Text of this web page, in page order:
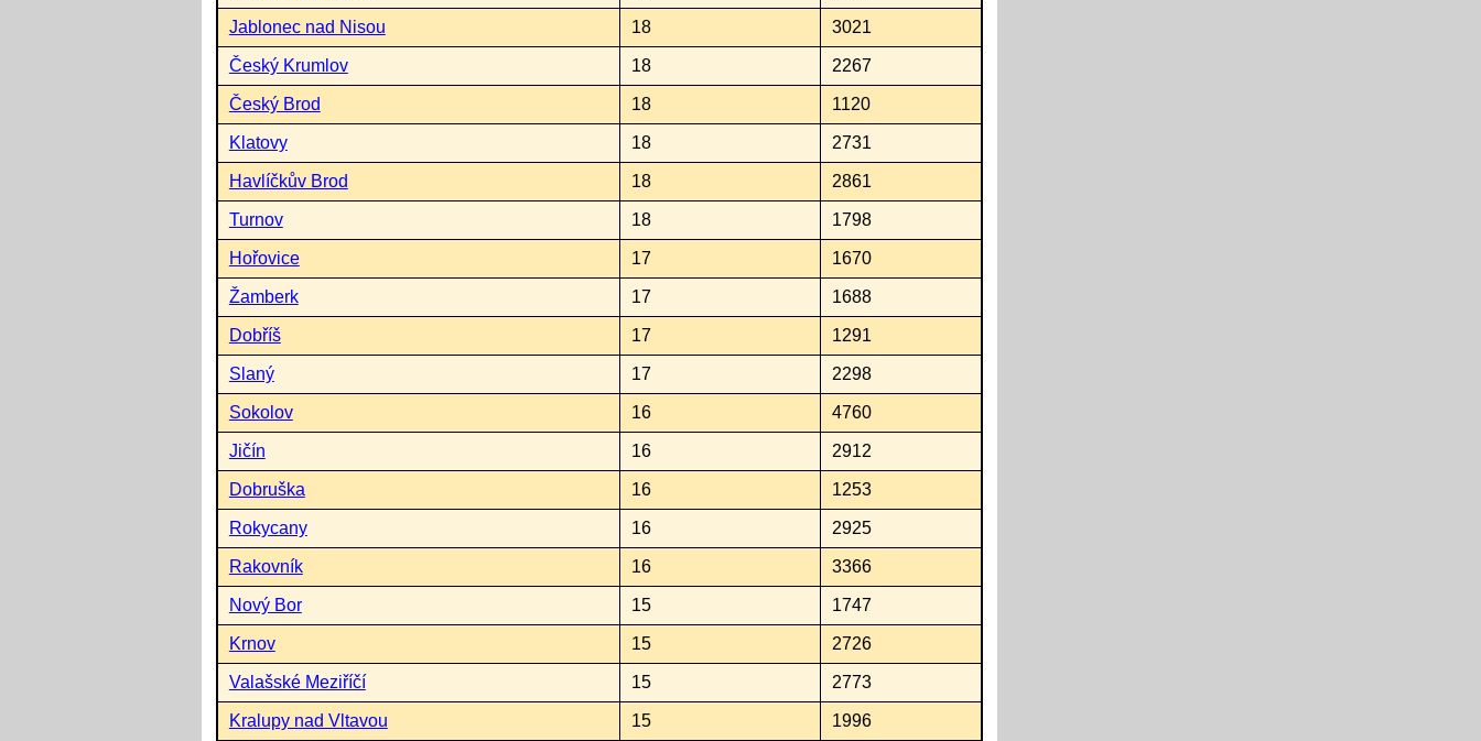
Jablonec nad Nisou 18 3021
Český Krumlov 18 2267
Český Brod 18 1120
Klatovy 18 2731
Havlíčkův Brod 18 2861
Turnov 18 1798
Hořovice 17 1670
Žamberk 17 1688
Dobříš 17 1291
Slaný 17 2298
Sokolov 16 4760
Jičín 16 2912
Dobruška 16 1253
Rokycany 16 2925
Rakovník 16 3366
Nový Bor 15 1747
Krnov 15 2726
Valašské Meziříčí 15 2773
Kralupy nad Vltavou 15 1996